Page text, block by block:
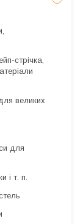
стрічка,
великих
для
і т. п.